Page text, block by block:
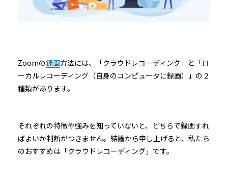
Zoomの録画方法には、「クラウドレコーディング」と「ロ
ーカルレコーディング（自身のコンピュータに録画）」の２
種類があります。
それぞれの特徴や強みを知っていないと、どちらで録画すれ
ばよいか判断がつきません。結論から申し上げると、私たち
のおすすめは「クラウドレコーディング」です。